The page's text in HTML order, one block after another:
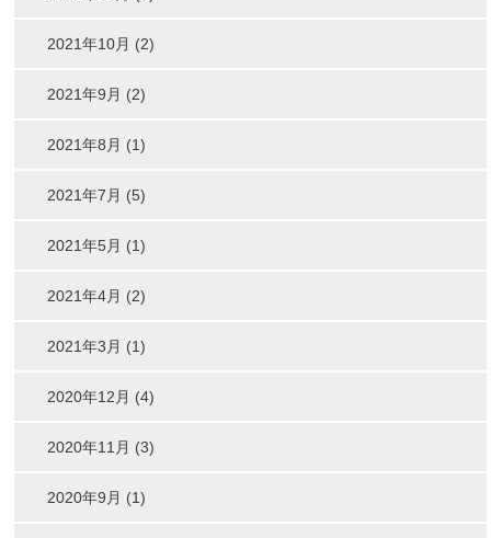
2021年10月 (2)
2021年9月 (2)
2021年8月 (1)
2021年7月 (5)
2021年5月 (1)
2021年4月 (2)
2021年3月 (1)
2020年12月 (4)
2020年11月 (3)
2020年9月 (1)